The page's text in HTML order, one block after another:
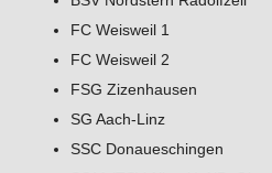
FC Weisweil 1
FC Weisweil 2
FSG Zizenhausen
SG Aach-Linz
SSC Donaueschingen